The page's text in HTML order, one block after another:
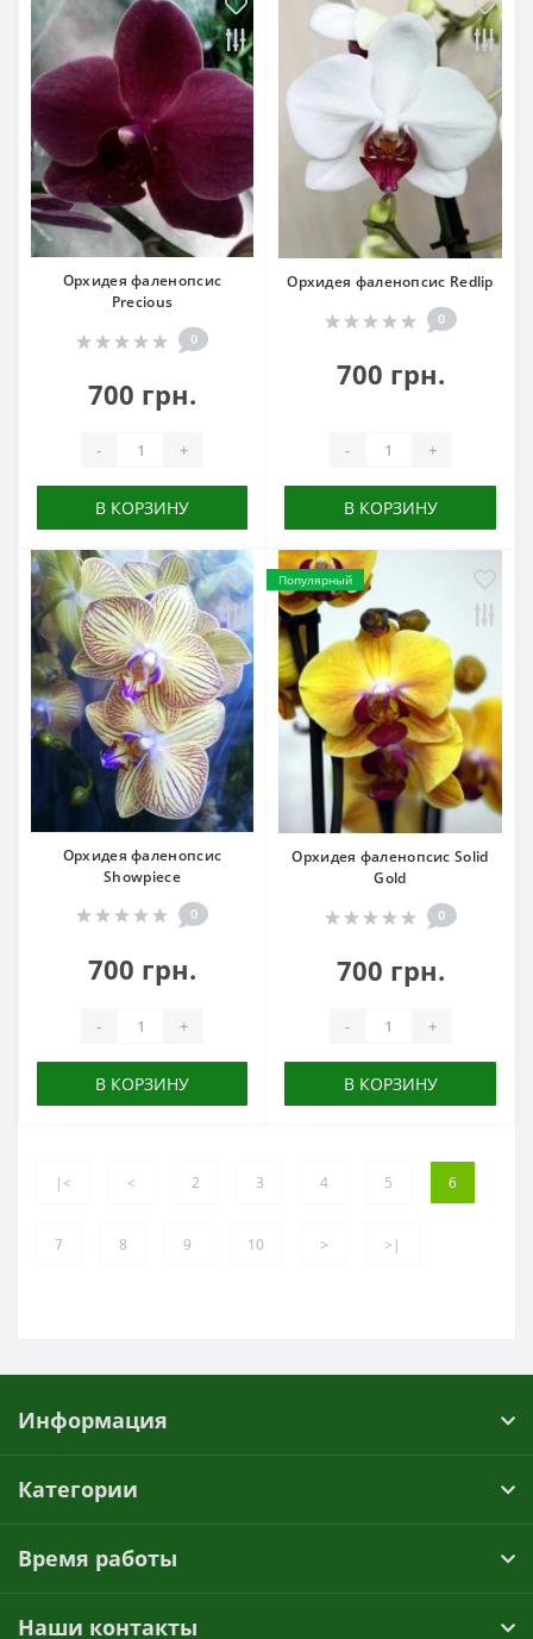
Орхидея фаленопсис
Precious
0
700 грн.
- +
В КОРЗИНУ
Орхидея фаленопсис Redlip
0
700 грн.
- +
В КОРЗИНУ
Орхидея фаленопсис
Showpiece
0
700 грн.
- +
В КОРЗИНУ
Популярный
Орхидея фаленопсис Solid
Gold
0
700 грн.
- +
В КОРЗИНУ
|< < 2 3 4 5 6
7 8 9 10 > >|
Информация
Категории
Время работы
Наши контакты